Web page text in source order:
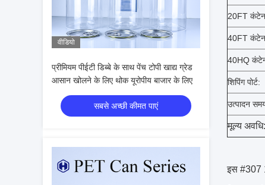
वीडियो
प्रीमियम पीईटी डिब्बे के साथ पेंच टोपी खाद्य ग्रेड
आसान खोलने के लिए थोक यूरोपीय बाजार के लिए
सबसे अच्छी कीमत पाएं
20FT
40FT
40HQ
शिपिंग पोर्ट:
उत्पादन
मूल्य अवधि:
इस #307